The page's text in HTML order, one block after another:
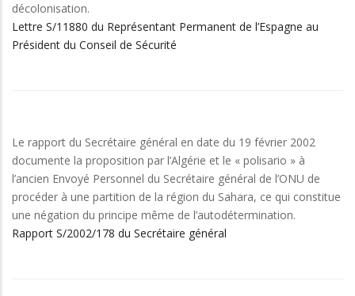
décolonisation.
Lettre S/11880 du Représentant Permanent de l’Espagne au
Président du Conseil de Sécurité
Le rapport du Secrétaire général en date du 19 février 2002
documente la proposition par l’Algérie et le « polisario » à
l’ancien Envoyé Personnel du Secrétaire général de l’ONU de
procéder à une partition de la région du Sahara, ce qui constitue
une négation du principe même de l’autodétermination.
Rapport S/2002/178 du Secrétaire général